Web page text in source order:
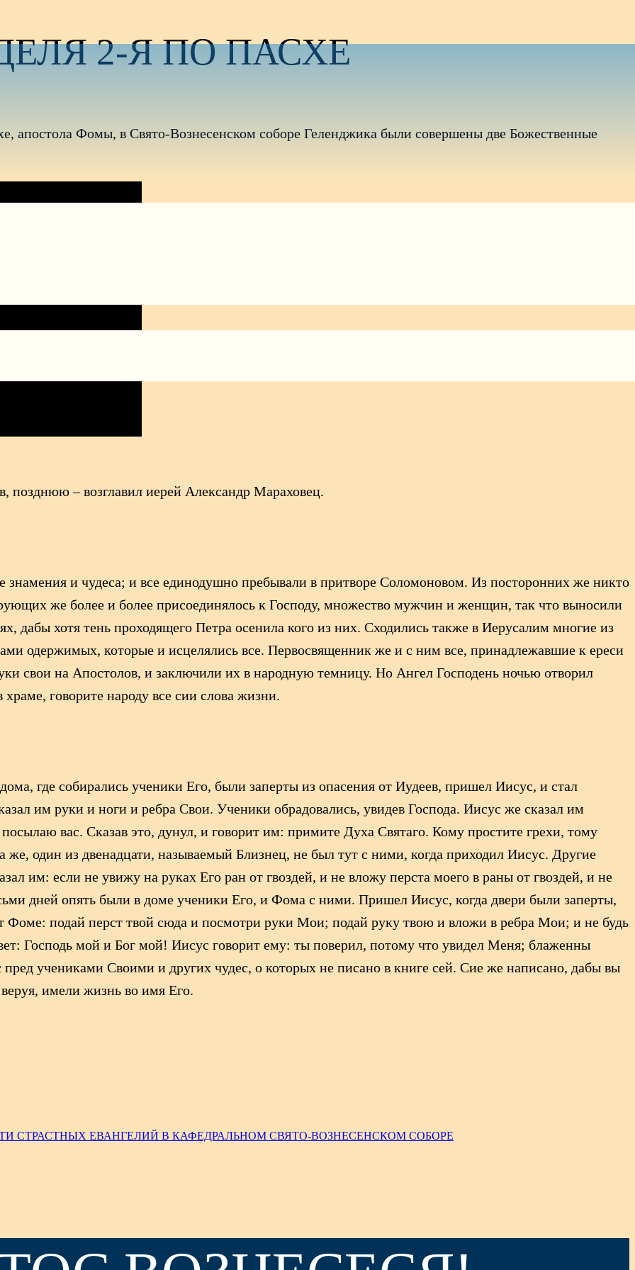
2-Я ПО ПАСХЕ
апостола Фомы, в Свято-Вознесенском соборе Геленджика были совершены две Божественные
– возглавил иерей Александр Мараховец.
и чудеса; и все единодушно пребывали в притворе Соломоновом. Из посторонних же никто
же более и более присоединялось к Господу, множество мужчин и женщин, так что выносили
дабы хотя тень проходящего Петра осенила кого из них. Сходились также в Иерусалим многие из
одержимых, которые и исцелялись все. Первосвященник же и с ним все, принадлежавшие к ереси
свои на Апостолов, и заключили их в народную темницу. Но Ангел Господень ночью отворил
говорите народу все сии слова жизни.
где собирались ученики Его, были заперты из опасения от Иудеев, пришел Иисус, и стал
им руки и ноги и ребра Свои. Ученики обрадовались, увидев Господа. Иисус же сказал им
вас. Сказав это, дунул, и говорит им: примите Духа Святаго. Кому простите грехи, тому
же, один из двенадцати, называемый Близнец, не был тут с ними, когда приходил Иисус. Другие
им: если не увижу на руках Его ран от гвоздей, и не вложу перста моего в раны от гвоздей, и не
дней опять были в доме ученики Его, и Фома с ними. Пришел Иисус, когда двери были заперты,
Фоме: подай перст твой сюда и посмотри руки Мои; подай руку твою и вложи в ребра Мои; и не будь
Господь мой и Бог мой! Иисус говорит ему: ты поверил, потому что увидел Меня; блаженны
учениками Своими и других чудес, о которых не писано в книге сей. Сие же написано, дабы вы
имели жизнь во имя Его.
СТРАСТНЫХ ЕВАНГЕЛИЙ В КАФЕДРАЛЬНОМ СВЯТО-ВОЗНЕСЕНСКОМ СОБОРЕ